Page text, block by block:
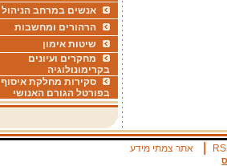
אנשים במרחב הניהול
הרהורים ומחשבות
שיטות אימון
מחקרים ועיונים
בקרימונולוגיה
סקירות מחלקת איסוף
בפורטל הגורם האנושי
אתר צמתי מידע